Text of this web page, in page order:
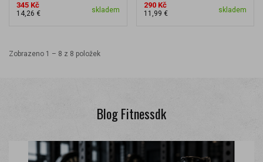
345 Kč
14,26 € skladem
290 Kč
11,99 € skladem
Zobrazeno 1 – 8 z 8 položek
Blog Fitnessdk